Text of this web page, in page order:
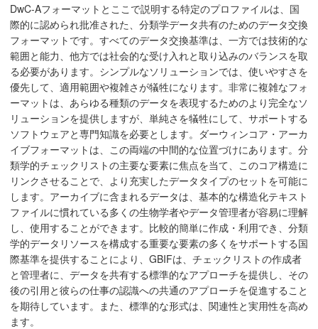
DwC-Aフォーマットとここで説明する特定のプロファイルは、国
際的に認められ批准された、分類学データ共有のためのデータ交換
フォーマットです。すべてのデータ交換基準は、一方では技術的な
範囲と能力、他方では社会的な受け入れと取り込みのバランスを取
る必要があります。シンプルなソリューションでは、使いやすさを
優先して、適用範囲や複雑さが犠牲になります。非常に複雑なフォ
ーマットは、あらゆる種類のデータを表現するためのより完全なソ
リューションを提供しますが、単純さを犠牲にして、サポートする
ソフトウェアと専門知識を必要とします。ダーウィンコア・アーカ
イブフォーマットは、この両端の中間的な位置づけにあります。分
類学的チェックリストの主要な要素に焦点を当て、このコア構造に
リンクさせることで、より充実したデータタイプのセットを可能に
します。アーカイブに含まれるデータは、基本的な構造化テキスト
ファイルに慣れている多くの生物学者やデータ管理者が容易に理解
し、使用することができます。比較的簡単に作成・利用でき、分類
学的データリソースを構成する重要な要素の多くをサポートする国
際基準を提供することにより、GBIFは、チェックリストの作成者
と管理者に、データを共有する標準的なアプローチを提供し、その
後の引用と彼らの仕事の認識への共通のアプローチを促進すること
を期待しています。また、標準的な形式は、関連性と実用性を高め
ます。